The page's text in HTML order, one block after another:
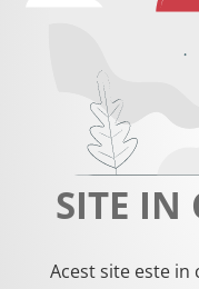
SITE IN
Acest site este